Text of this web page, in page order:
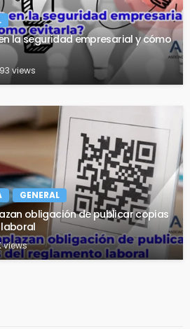
la seguridad empresarial y cómo
views
GENERAL
obligación de publicar copias
views